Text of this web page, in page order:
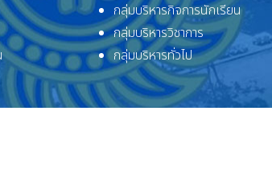
กลุ่มบริหารกิจการนักเรียน
กลุ่มบริหารวิชาการ
กลุ่มบริหารทั่วไป